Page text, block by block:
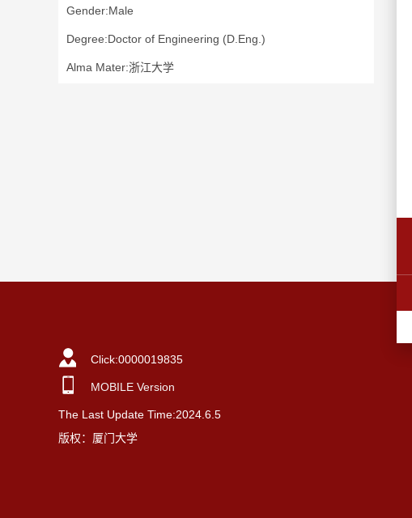
Gender:Male
Degree:Doctor of Engineering (D.Eng.)
Alma Mater:浙江大学
Click:0000019835
MOBILE Version
The Last Update Time:2024 6 5
版权：厦门大学